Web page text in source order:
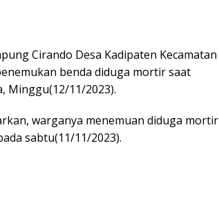
Cirando Desa Kadipaten Kecamatan
benda diduga mortir saat
Minggu(12/11/2023).
warganya menemuan diduga mortir
sabtu(11/11/2023).